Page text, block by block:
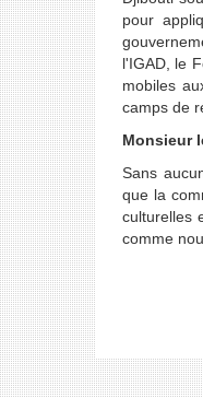
pour
l'IGAD, le
mobiles
camps de
Monsieur
Sans
que la
culturelles
comme
Je